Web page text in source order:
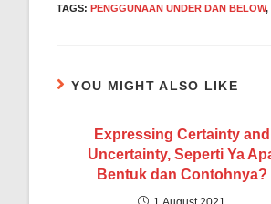
TAGS: PENGGUNAAN UNDER DAN BELOW,
YOU MIGHT ALSO LIKE
Expressing Certainty and
Uncertainty, Seperti Ya
Bentuk dan Contohnya?